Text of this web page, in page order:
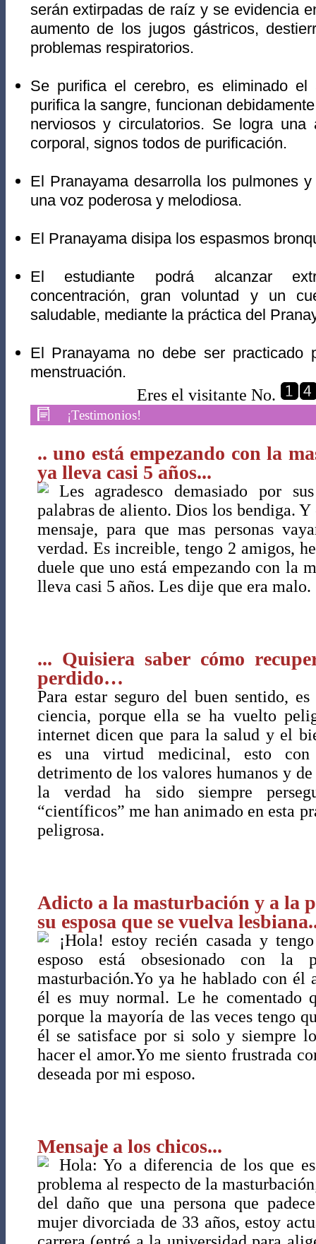
serán extirpadas de raíz y se evidencia
aumento de los jugos gástricos,
problemas respiratorios.
Se purifica el cerebro, es eliminado el
purifica la sangre, funcionan
nerviosos y circulatorios. Se logra una
corporal, signos todos de purificación.
El Pranayama desarrolla los pulmones
una voz poderosa y melodiosa.
El Pranayama disipa los espasmos
El estudiante podrá alcanzar
concentración, gran voluntad y un
saludable, mediante la práctica del
El Pranayama no debe ser practicado
menstruación.
Eres el visitante No.
¡Testimonios!
.. uno está empezando con la
ya lleva casi 5 años...
Les agradesco demasiado por
palabras de aliento. Dios los bendiga.
mensaje, para que mas personas
verdad. Es increible, tengo 2 amigos,
duele que uno está empezando con la
lleva casi 5 años. Les dije que era malo.
... Quisiera saber cómo
perdido…
Para estar seguro del buen sentido,
ciencia, porque ella se ha vuelto
internet dicen que para la salud y el
es una virtud medicinal, esto
detrimento de los valores humanos y
la verdad ha sido siempre
“científicos” me han animado en esta
peligrosa.
Adicto a la masturbación y a la
su esposa que se vuelva
¡Hola! estoy recién casada y
esposo está obsesionado con
masturbación.Yo ya he hablado con él
él es muy normal. Le he comentado
porque la mayoría de las veces tengo
él se satisface por si solo y siempre
hacer el amor.Yo me siento frustrada
deseada por mi esposo.
Mensaje a los chicos...
Hola: Yo a diferencia de los que
problema al respecto de la
del daño que una persona que
mujer divorciada de 33 años, estoy